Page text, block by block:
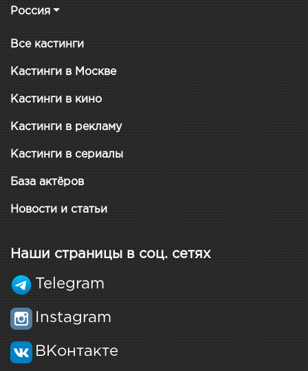
Россия
Все кастинги
Кастинги в Москве
Кастинги в кино
Кастинги в рекламу
Кастинги в сериалы
База актёров
Новости и статьи
Наши страницы в соц. сетях
Telegram
Instagram
ВКонтакте